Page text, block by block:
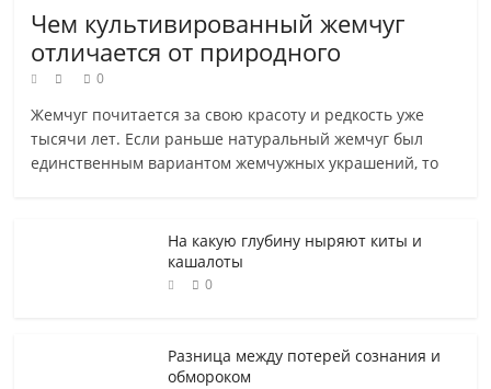
Чем культивированный жемчуг
отличается от природного
0
Жемчуг почитается за свою красоту и редкость уже
тысячи лет. Если раньше натуральный жемчуг был
единственным вариантом жемчужных украшений, то
На какую глубину ныряют киты и
кашалоты
0
Разница между потерей сознания и
обмороком